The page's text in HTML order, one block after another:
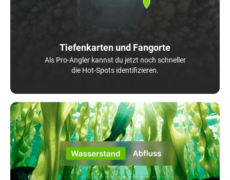
Tiefenkarten und Fangorte
Als Pro-Angler kannst du jetzt noch schneller
die Hot-Spots identifizieren.